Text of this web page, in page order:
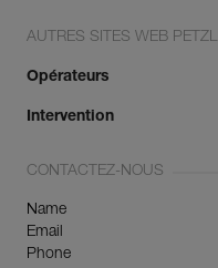
AUTRES SITES WEB PETZL
Opérateurs
Intervention
CONTACTEZ-NOUS
Name
Email
Phone